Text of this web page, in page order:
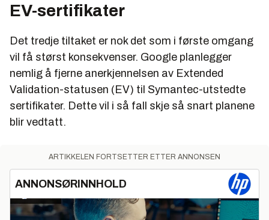
EV-sertifikater
Det tredje tiltaket er nok det som i første omgang
vil få størst konsekvenser. Google planlegger
nemlig å fjerne anerkjennelsen av Extended
Validation-statusen (EV) til Symantec-utstedte
sertifikater. Dette vil i så fall skje så snart planene
blir vedtatt.
ARTIKKELEN FORTSETTER ETTER ANNONSEN
ANNONSØRINNHOLD